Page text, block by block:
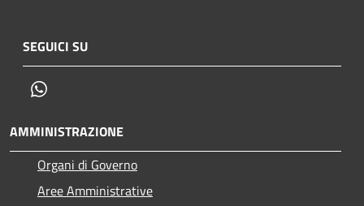
SEGUICI SU
AMMINISTRAZIONE
Organi di Governo
Aree Amministrative